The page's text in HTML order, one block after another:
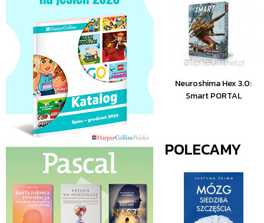
Neuroshima Hex 3.0:
Smart PORTAL
POLECAMY